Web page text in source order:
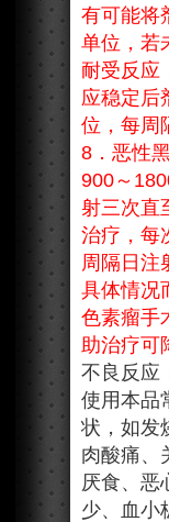
有可能将
单位，若
耐受反应
应稳定后
位，每周
8．恶性
900～
射三次直
治疗，每
周隔日注
具体情况
色素瘤手
助治疗可
不良反应
使用本品
状，如发
肉酸痛、
厌食、恶
少、血小